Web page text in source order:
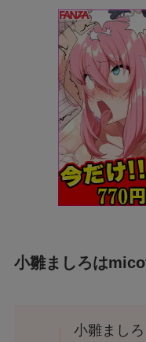
小雛ましろは
小雛まし